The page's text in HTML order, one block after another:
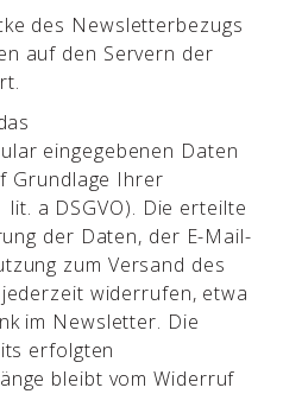
des Newsletterbezugs
auf den Servern der
eingegebenen Daten
Grundlage Ihrer
lit. a DSGVO). Die erteilte
der Daten, der E-Mail-
zum Versand des
widerrufen, etwa
im Newsletter. Die
erfolgten
bleibt vom Widerruf